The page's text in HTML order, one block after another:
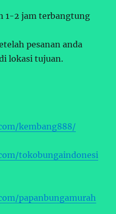
1-2 jam terbangtung
pesanan anda
lokasi tujuan.
kembang888/
tokobungaindonesi
papanbungamurah